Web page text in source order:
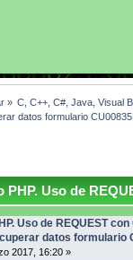
» C, C++, C#, Java, Visual
datos formulario
PHP. Uso de
Uso de REQUEST con
datos formulario
2017, 16:20 »